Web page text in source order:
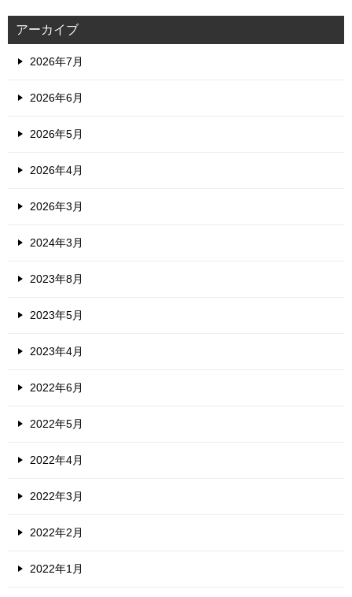
アーカイブ
2026年7月
2026年6月
2026年5月
2026年4月
2026年3月
2024年3月
2023年8月
2023年5月
2023年4月
2022年6月
2022年5月
2022年4月
2022年3月
2022年2月
2022年1月